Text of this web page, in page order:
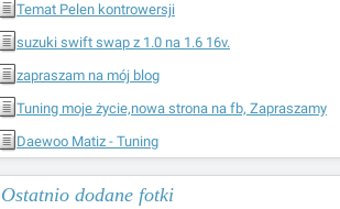
Temat Pelen kontrowersji
suzuki swift swap z 1.0 na 1.6 16v.
zapraszam na mój blog
Tuning moje życie,nowa strona na fb, Zapraszamy
Daewoo Matiz - Tuning
Ostatnio dodane fotki